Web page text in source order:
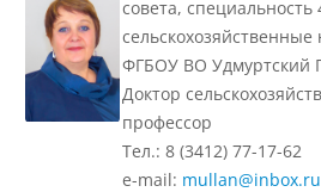
Международное
Организация питания в
образовательной организации
совета, специальность
сельскохозяйственные
ФГБОУ ВО Удмуртский
Доктор
профессор
Тел.: 8 (3412) 77-17-62
е-mail: mullan@inbox.ru